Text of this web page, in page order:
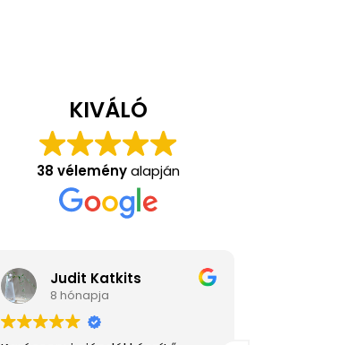
KIVÁLÓ
38 véleményalapján
Judit Katkits
8 hónapja